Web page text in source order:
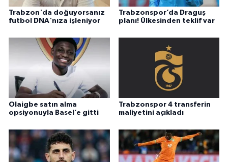
Trabzon'da doğuyorsanız
futbol DNA'nıza işleniyor
Trabzonspor’da Draguş
planı! Ülkesinden teklif var
Olaigbe satın alma
opsiyonuyla Basel’e gitti
Trabzonspor 4 transferin
maliyetini açıkladı